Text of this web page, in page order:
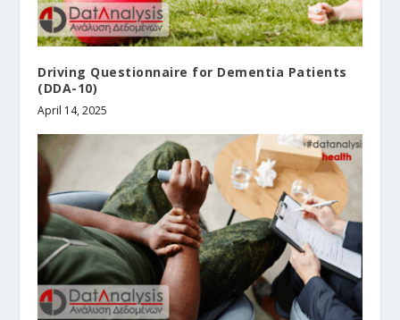
Driving Questionnaire for Dementia Patients
(DDA-10)
April 14, 2025